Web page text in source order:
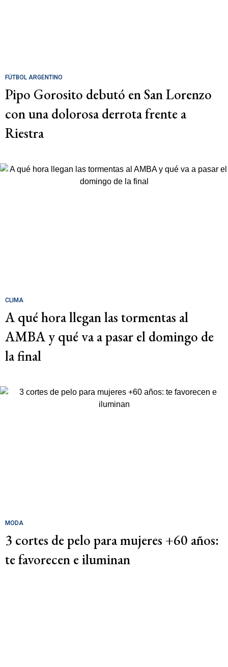
FÚTBOL ARGENTINO
Pipo Gorosito debutó en San Lorenzo
con una dolorosa derrota frente a
Riestra
CLIMA
A qué hora llegan las tormentas al
AMBA y qué va a pasar el domingo de
la final
MODA
3 cortes de pelo para mujeres +60 años:
te favorecen e iluminan